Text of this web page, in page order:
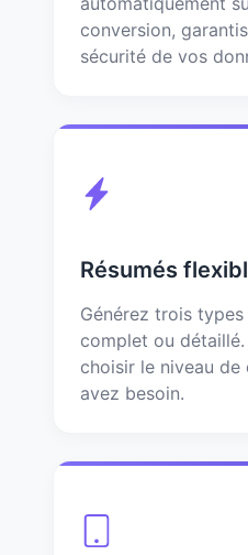
conversion,
sécurité de vos
Résumés
Générez trois
complet ou
choisir le niveau
avez besoin.